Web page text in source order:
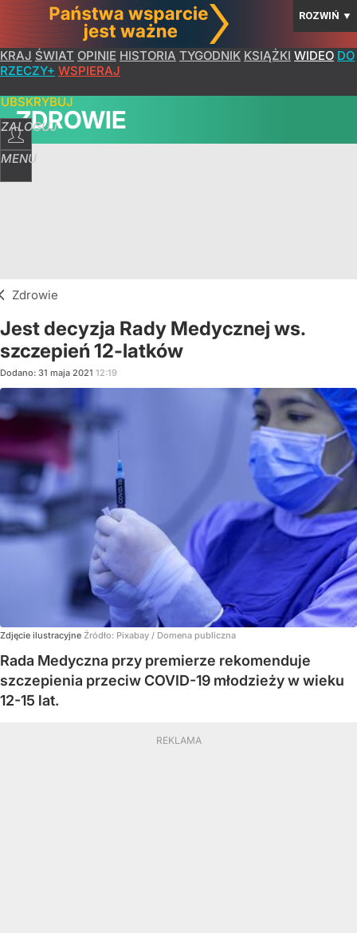
ROZWIŃ ▼
KRAJ ŚWIAT OPINIE HISTORIA TYGODNIK KSIĄŻKI WIDEO DO
RZECZY+ WSPIERAJ
ZALOGUJ
MENU
ZDROWIE
Zdrowie
Jest decyzja Rady Medycznej ws.
szczepień 12-latków
Dodano: 31 maja 2021 12:19
Zdjęcie ilustracyjne Źródło: Pixabay / Domena publiczna
Rada Medyczna przy premierze rekomenduje
szczepienia przeciw COVID-19 młodzieży w wieku
12-15 lat.